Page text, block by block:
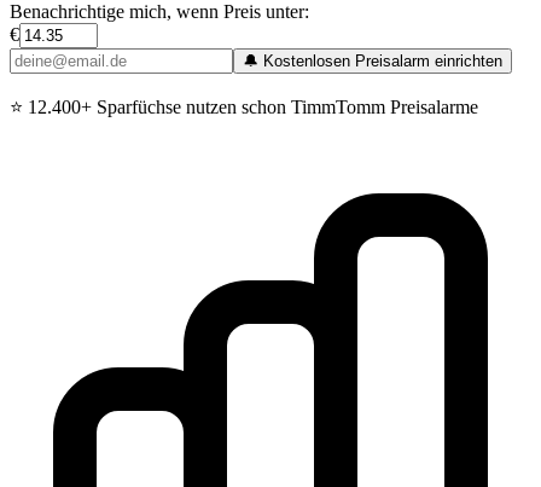
Benachrichtige mich, wenn Preis unter:
€
🔔 Kostenlosen Preisalarm einrichten
⭐ 12.400+ Sparfüchse nutzen schon TimmTomm Preisalarme